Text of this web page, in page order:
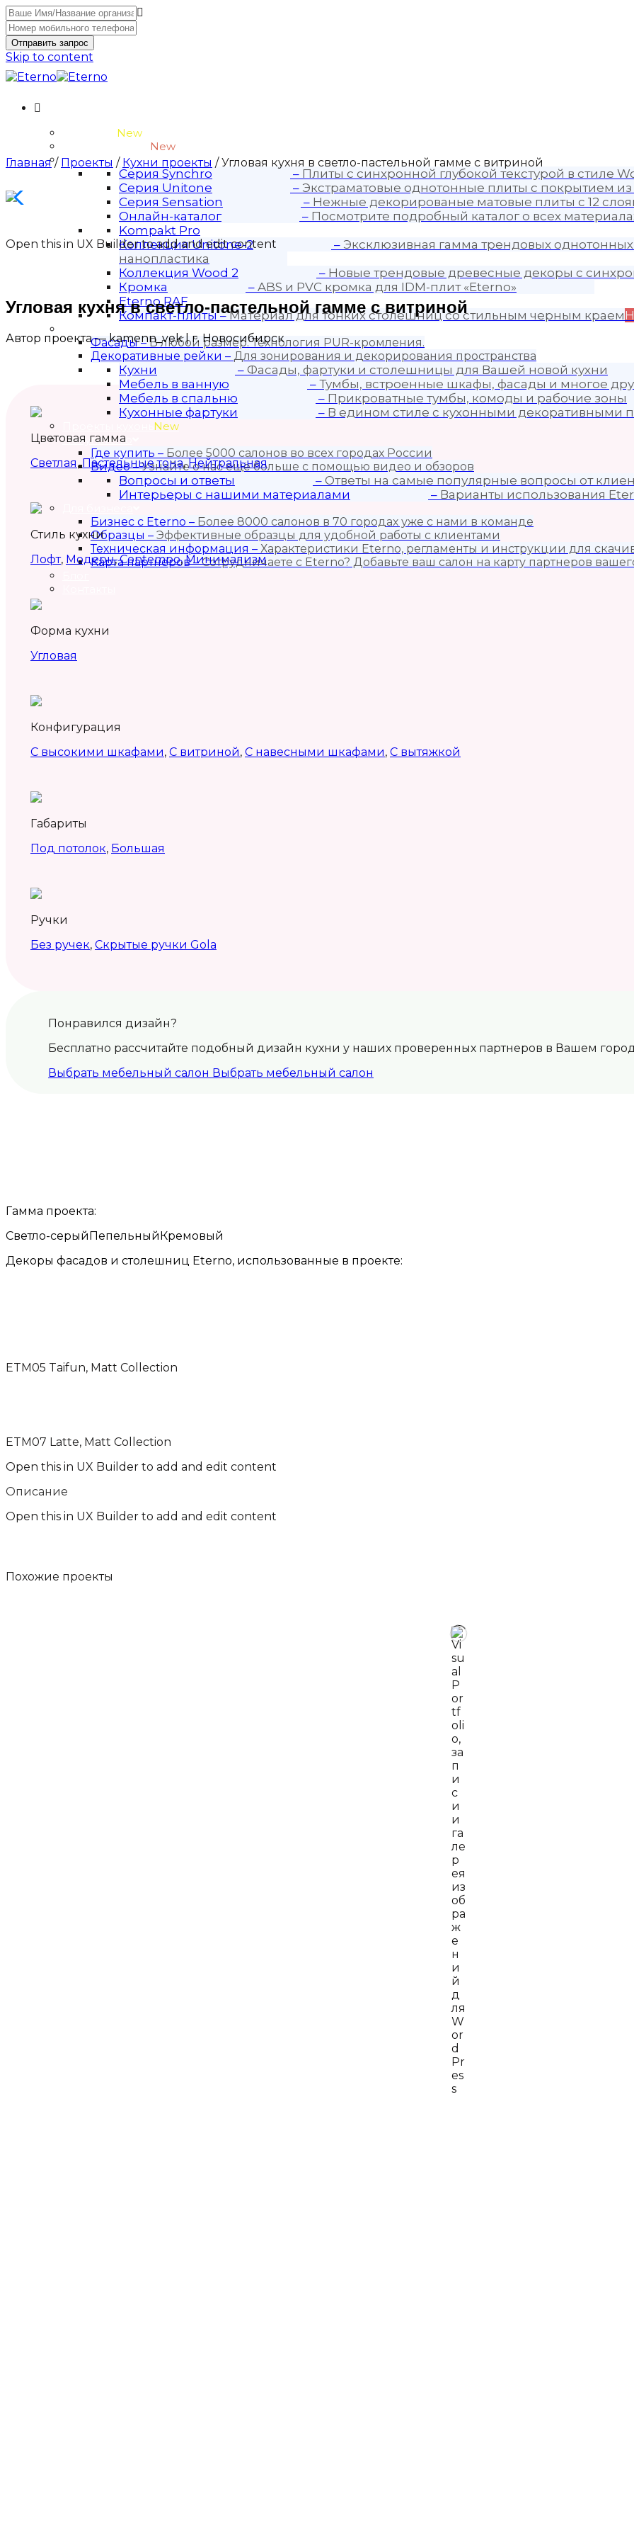
Отправить запрос
Skip to content
New
New
Материалы
Серия Synchro – Плиты с синхронной глубокой текстурой в стиле
Серия Unitone
– Экстраматовые однотонные плиты с покрытием из
Серия Sensation
– Нежные декорированые матовые плиты с 12
Онлайн-каталог
– Посмотрите подробный каталог о всех
Kompakt Pro
Коллекция Unitone-2
– Эксклюзивная гамма трендовых
нанопластика
Коллекция Wood 2
– Новые трендовые древесные декоры с
Кромка
– ABS и PVC кромка для IDM-плит «Eterno»
Eterno RAF
Компакт-плиты–Материал для тонких столешниц со стильным черным краем
Фасады–В любой размер. Технология PUR-кромления.
Декоративные рейки – Для зонирования и декорирования пространства
Кухни – Фасады, фартуки и столешницы для Вашей новой кухни
Мебель в ванную
– Тумбы, встроенные шкафы, фасады и многое
Мебель в спальню
– Прикроватные тумбы, комоды и рабочие зоны
Кухонные фартуки
– В едином стиле с кухонными декоративными
New
Покупателю
Где купить – Более 5000 салонов во всех городах России
Видео–Узнайте о нас ещё больше с помощью видео и обзоров
Вопросы и ответы – Ответы на самые популярные вопросы от
Интерьеры с нашими материалами
– Варианты использования
Бизнес с Eternо – Более 8000 салонов в 70 городах уже с нами в команде
Образцы – Эффективные образцы для удобной работы с клиентами
Техническая информация – Характеристики Eterno, регламенты и инструкции для
Карта партнёров–Сотрудничаете с Eterno? Добавьте ваш салон на карту партнеров
Главная/ Проекты / Кухни проекты / Угловая кухня в светло-пастельной гамме с витриной
Open this in UX Builder to add and edit content
Угловая кухня в светло-пастельной гамме с витриной
Автор проекта — kamenn_vek | г. Новосибирск
Цветовая гамма
Светлая,Пастельные тона,Нейтральная
Стиль кухни
Лофт, Модерн,Contempo,Минимализм
Форма кухни
Угловая
Конфигурация
С высокими шкафами, С витриной, С навесными шкафами, С вытяжкой
Габариты
Под потолок, Большая
Ручки
Без ручек, Скрытые ручки Gola
Понравился дизайн?
Бесплатно рассчитайте подобный дизайн кухни у наших проверенных партнеров в Вашем
Выбрать мебельный салон Выбрать мебельный салон
Гамма проекта:
Светло-серыйПепельныйКремовый
Декоры фасадов и столешниц Eterno, использованные в проекте:
ETM05 Taifun, Matt Collection
ETM07 Latte, Matt Collection
Open this in UX Builder to add and edit content
Описание
Open this in UX Builder to add and edit content
Похожие проекты